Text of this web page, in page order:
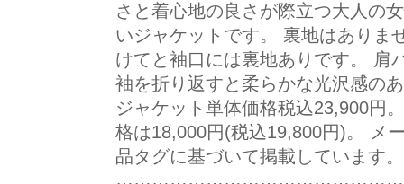
さと着心地の良さが際立つ大人の
いジャケットです。 裏地はありま
けてと袖口には裏地ありです。 肩
袖を折り返すと柔らかな光沢感の
ジャケット単体価格税込23,900円
格は18,000円(税込19,800円)。 メ
品タグに基づいて掲載しています